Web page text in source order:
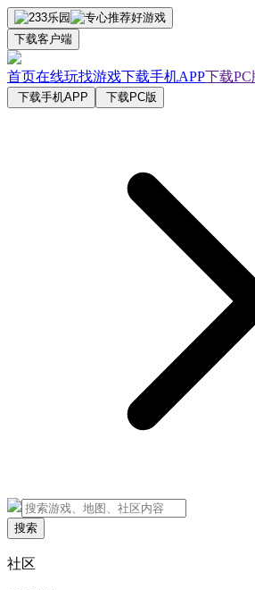
下载客户端
首页在线玩找游戏下载手机APP下载PC
下载手机APP 下载PC版
搜索
社区